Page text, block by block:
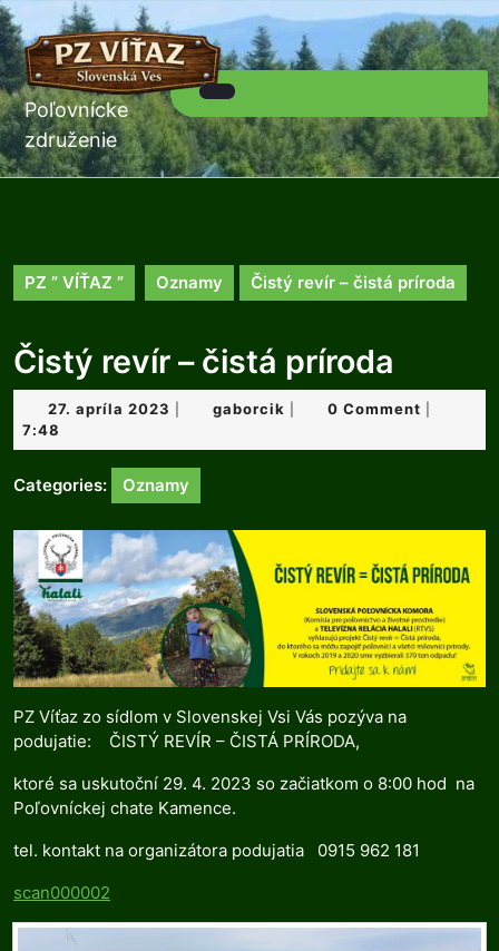
Skip
to
content
Poľovnícke
združenie
Button
PZ ” VÍŤAZ ” Oznamy Čistý revír – čistá príroda
Čistý revír – čistá príroda
27. apríla 2023 27.
2023
gaborcik gaborcik0 Comment
7:48
Categories: Oznamy
PZ Víťaz zo sídlom v Slovenskej Vsi Vás pozýva na
podujatie: ČISTÝ REVÍR – ČISTÁ PRÍRODA,
ktoré sa uskutoční 29. 4. 2023 so začiatkom o 8:00 hod na
Poľovníckej chate Kamence.
tel. kontakt na organizátora podujatia 0915 962 181
scan000002